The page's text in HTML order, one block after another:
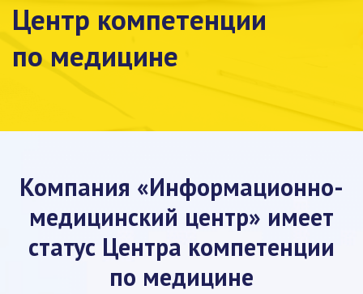
Центр компетенции
по медицине
Компания «Информационно-
медицинский центр» имеет
статус Центра компетенции
по медицине